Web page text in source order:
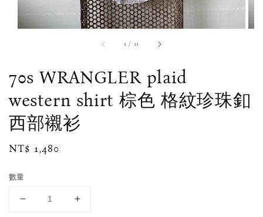
1 / 11
70s WRANGLER plaid
western shirt 棕色 格紋珍珠釦
西部襯衫
Regular
NT$ 1,480
數量